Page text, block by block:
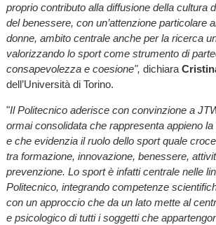
proprio contributo alla diffusione della cultura
del benessere, con un’attenzione particolare
donne, ambito centrale anche per la ricerca
valorizzando lo sport come strumento di
consapevolezza e coesione", dichiara
dell’Università di Torino.
"Il Politecnico aderisce con convinzione a
ormai consolidata che rappresenta appieno la
e che evidenzia il ruolo dello sport quale
tra formazione, innovazione, benessere,
prevenzione. Lo sport è infatti centrale nelle
Politecnico, integrando competenze
con un approccio che da un lato mette al
e psicologico di tutti i soggetti che